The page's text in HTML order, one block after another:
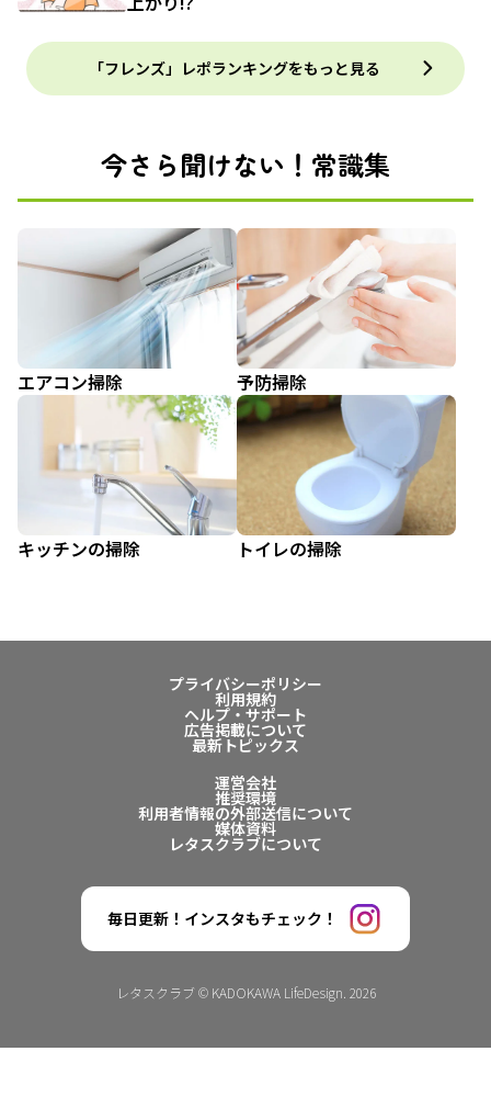
「フレンズ」レポランキングをもっと見る
今さら聞けない！常識集
エアコン掃除 予防掃除
キッチンの掃除 トイレの掃除
プライバシーポリシー
利用規約
ヘルプ・サポート
広告掲載について
最新トピックス
運営会社
推奨環境
利用者情報の外部送信について
媒体資料
レタスクラブについて
毎日更新！インスタもチェック！
レタスクラブ © KADOKAWA LifeDesign. 2026